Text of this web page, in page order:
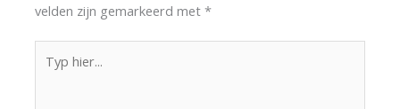
velden zijn gemarkeerd met*
hier...